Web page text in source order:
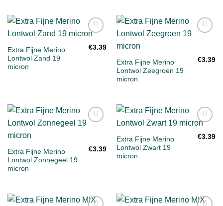
aan
Extra Fijne Merino
Lontwol Zand 19
micron
€3.39
Extra Fijne Merino
Lontwol Zeegroen 19
micron
€3.39
Extra Fijne Merino
Lontwol Zonnegeel 19
micron
€3.39
aan
Extra Fijne Merino
Lontwol Zwart 19
micron
€3.39